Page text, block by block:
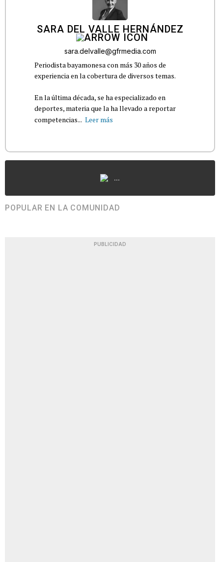
SARA DEL VALLE HERNÁNDEZ
sara.delvalle@gfrmedia.com
Periodista bayamonesa con más 30 años de
experiencia en la cobertura de diversos temas.
En la última década, se ha especializado en
deportes, materia que la ha llevado a reportar
competencias... Leer más
...
POPULAR EN LA COMUNIDAD
PUBLICIDAD